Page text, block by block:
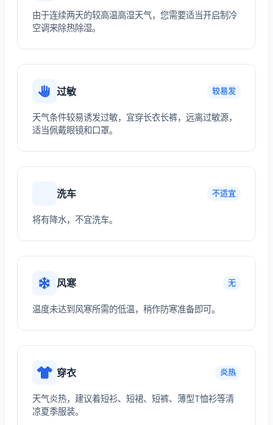
由于连续两天的较高温高湿天气，您需要适当开启制冷
空调来除热除湿。
过敏 较易发
天气条件较易诱发过敏，宜穿长衣长裤，远离过敏源，
适当佩戴眼镜和口罩。
洗车 不适宜
将有降水，不宜洗车。
风寒 无
温度未达到风寒所需的低温，稍作防寒准备即可。
穿衣 炎热
天气炎热，建议着短衫、短裙、短裤、薄型T恤衫等清
凉夏季服装。